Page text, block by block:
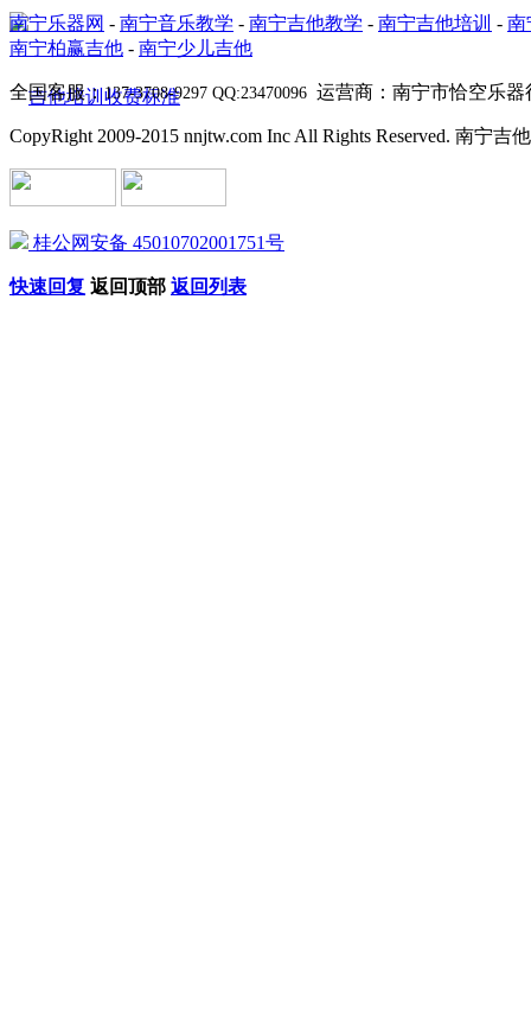
南宁乐器网 - 南宁音乐教学 - 南宁吉他教学 - 南宁吉他培训 - 南
南宁柏赢吉他 - 南宁少儿吉他
全国客服：137-3708-9297 QQ:23470096 运营商：南宁市恰空乐
CopyRight 2009-2015 nnjtw.com Inc All Rights Reserved. 南宁吉
桂公网安备 45010702001751号
快速回复 返回顶部 返回列表